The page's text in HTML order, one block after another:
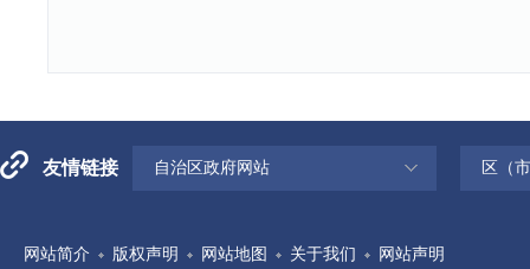
友情链接 自治区政府网站 区（
网站简介 版权声明 网站地图 关于我们 网站声明